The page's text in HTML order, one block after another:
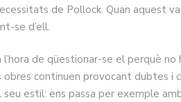
de Pollock. Quan aquest
se d’ell.
de qüestionar-se el perquè no
continuen provocant dubtes i
estil: ens passa per exemple